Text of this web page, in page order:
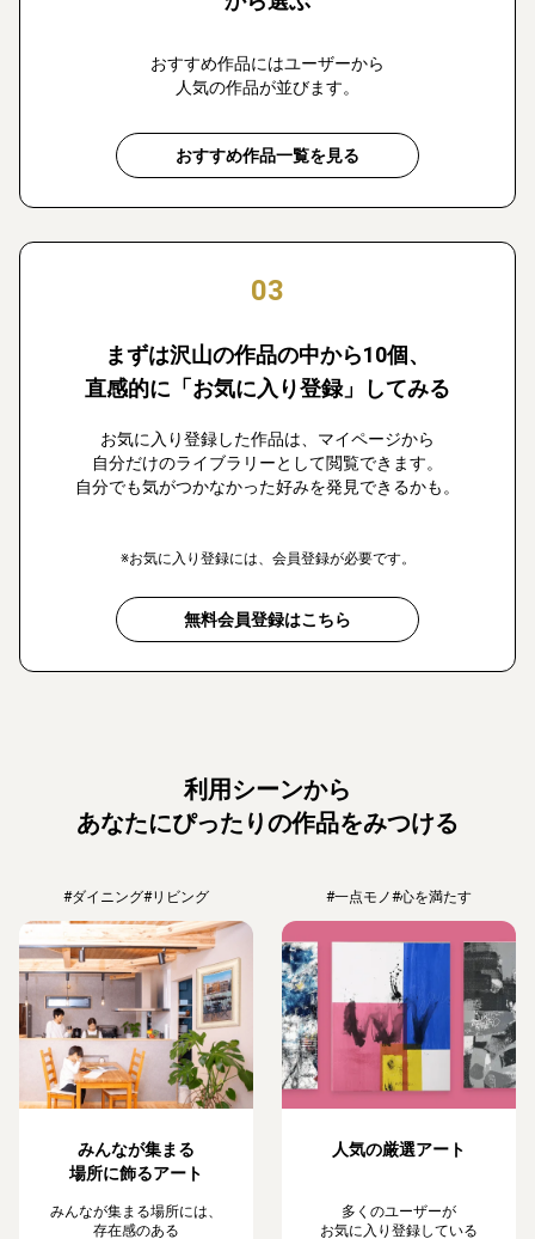
おすすめ作品にはユーザーから
人気の作品が並びます。
おすすめ作品一覧を見る
03
まずは沢山の作品の中から10個、
直感的に「お気に入り登録」してみる
お気に入り登録した作品は、マイページから
自分だけのライブラリーとして閲覧できます。
自分でも気がつかなかった好みを発見できるかも。
※お気に入り登録には、会員登録が必要です。
無料会員登録はこちら
利用シーンから
あなたにぴったりの作品をみつける
#ダイニング#リビング
みんなが集まる
場所に飾るアート
みんなが集まる場所には、
存在感のある
#一点モノ#心を満たす
人気の厳選アート
多くのユーザーが
お気に入り登録している